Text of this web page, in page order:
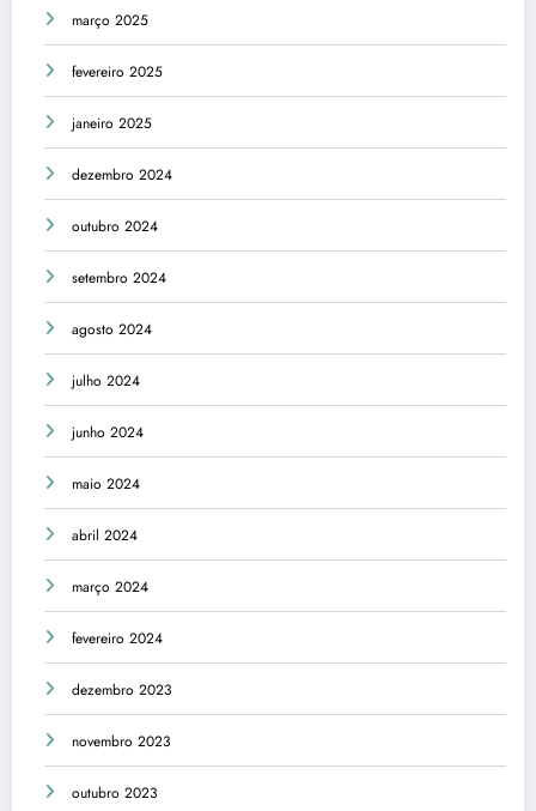
março 2025
fevereiro 2025
janeiro 2025
dezembro 2024
outubro 2024
setembro 2024
agosto 2024
julho 2024
junho 2024
maio 2024
abril 2024
março 2024
fevereiro 2024
dezembro 2023
novembro 2023
outubro 2023